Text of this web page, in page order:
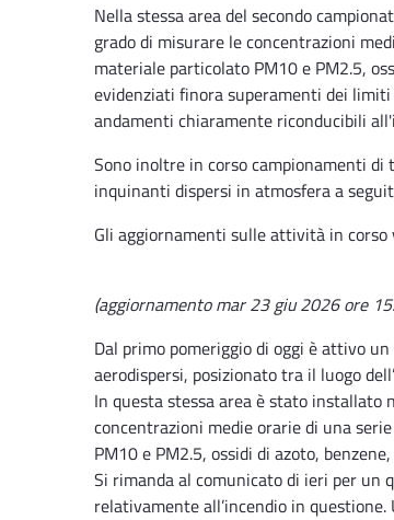
Nella stessa area del secondo
grado di misurare le concentrazioni
materiale particolato PM10 e PM2.5,
evidenziati finora superamenti dei
andamenti chiaramente riconducibili
Sono inoltre in corso campionamenti
inquinanti dispersi in atmosfera a
Gli aggiornamenti sulle attività in
(aggiornamento mar 23 giu 2026 ore
Dal primo pomeriggio di oggi è attivo
aerodispersi, posizionato tra il luogo
In questa stessa area è stato installato
concentrazioni medie orarie di una
PM10 e PM2.5, ossidi di azoto,
Si rimanda al comunicato di ieri per un
relativamente all’incendio in